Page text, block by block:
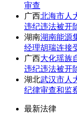
审查
广西北海市人
违纪违法被开
湖南湖南能源
经理胡瑞连接
广西大化瑶族
违纪违法被开
湖北武汉市人
纪律审查和监
最新法律